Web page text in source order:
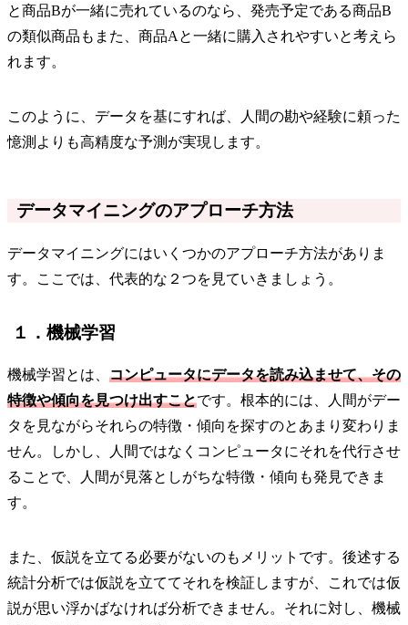
と商品Bが一緒に売れているのなら、発売予定である商品B
の類似商品もまた、商品Aと一緒に購入されやすいと考えら
れます。
このように、データを基にすれば、人間の勘や経験に頼った
憶測よりも高精度な予測が実現します。
データマイニングのアプローチ方法
データマイニングにはいくつかのアプローチ方法がありま
す。ここでは、代表的な２つを見ていきましょう。
１．機械学習
機械学習とは、 コンピュータにデータを読み込ませて、その
特徴や傾向を見つけ出すことです。根本的には、人間がデー
タを見ながらそれらの特徴・傾向を探すのとあまり変わりま
せん。しかし、人間ではなくコンピュータにそれを代行させ
ることで、人間が見落としがちな特徴・傾向も発見できま
す。
また、仮説を立てる必要がないのもメリットです。後述する
統計分析では仮説を立ててそれを検証しますが、これでは仮
説が思い浮かばなければ分析できません。それに対し、機械